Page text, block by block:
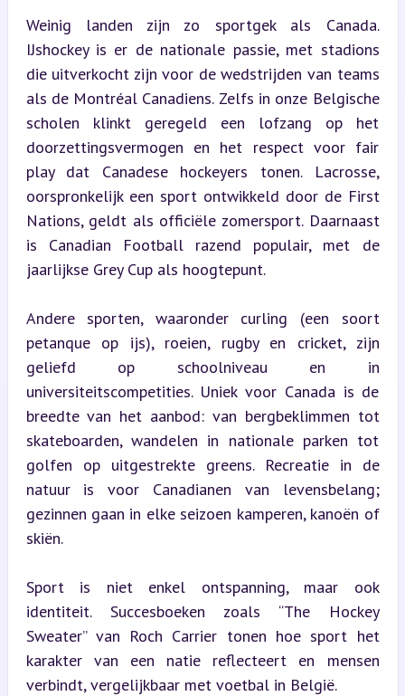
Weinig landen zijn zo sportgek als Canada.
IJshockey is er de nationale passie, met stadions
die uitverkocht zijn voor de wedstrijden van teams
als de Montréal Canadiens. Zelfs in onze Belgische
scholen klinkt geregeld een lofzang op het
doorzettingsvermogen en het respect voor fair
play dat Canadese hockeyers tonen. Lacrosse,
oorspronkelijk een sport ontwikkeld door de First
Nations, geldt als officiële zomersport. Daarnaast
is Canadian Football razend populair, met de
jaarlijkse Grey Cup als hoogtepunt.
Andere sporten, waaronder curling (een soort
petanque op ijs), roeien, rugby en cricket, zijn
geliefd op schoolniveau en in
universiteitscompetities. Uniek voor Canada is de
breedte van het aanbod: van bergbeklimmen tot
skateboarden, wandelen in nationale parken tot
golfen op uitgestrekte greens. Recreatie in de
natuur is voor Canadianen van levensbelang;
gezinnen gaan in elke seizoen kamperen, kanoën of
skiën.
Sport is niet enkel ontspanning, maar ook
identiteit. Succesboeken zoals “The Hockey
Sweater” van Roch Carrier tonen hoe sport het
karakter van een natie reflecteert en mensen
verbindt, vergelijkbaar met voetbal in België.